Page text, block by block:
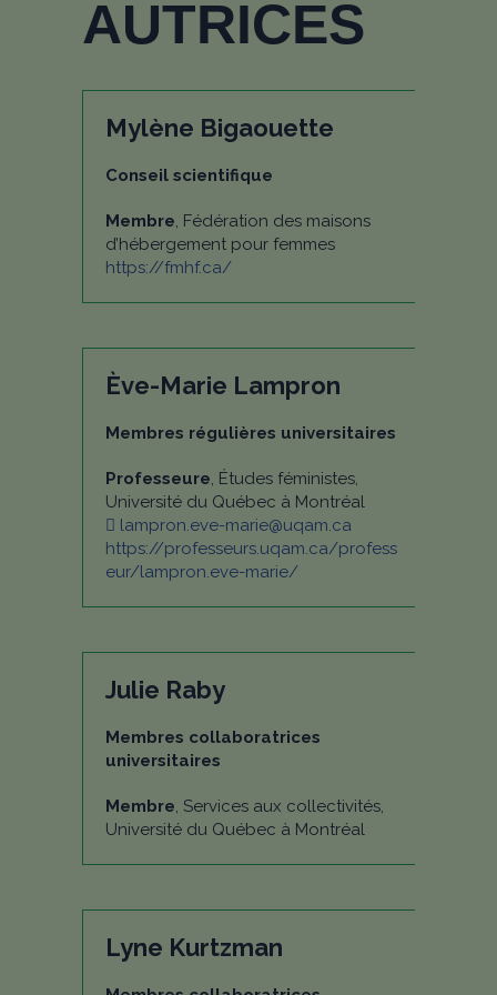
AUTRICES
Mylène Bigaouette
Conseil scientifique
Membre, Fédération des maisons
d’hébergement pour femmes
https://fmhf.ca/
Ève-Marie Lampron
Membres régulières universitaires
Professeure, Études féministes,
Université du Québec à Montréal
lampron.eve-marie@uqam.ca
https://professeurs.uqam.ca/profess
eur/lampron.eve-marie/
Julie Raby
Membres collaboratrices
universitaires
Membre, Services aux collectivités,
Université du Québec à Montréal
Lyne Kurtzman